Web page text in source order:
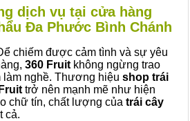
dịch vụ tại cửa hàng
Đa Phước Bình Chánh
chiếm được cảm tình và sự yêu
360 Fruit không ngừng trao
làm nghề. Thương hiệu shop trái
trở nên mạnh mẽ như hiện
chữ tín, chất lượng của trái cây
cả.